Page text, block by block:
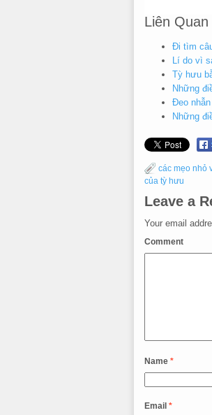
Liên
Đi tìm
Lí do vì
Tỳ hưu
Những
Đeo
Những
các mẹo nhỏ
của tỳ hưu
Leave a
Your email
Comment
Name *
Email *